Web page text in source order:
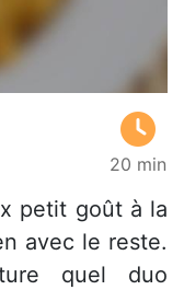
20 min
petit goût à la
avec le reste.
quel duo